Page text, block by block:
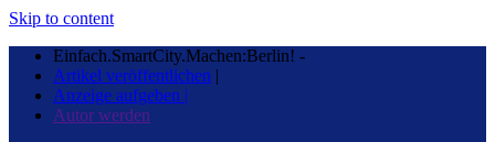
Skip to content
Einfach.SmartCity.Machen:Berlin! -
Artikel veröffentlichen |
Anzeige aufgeben |
Autor werden